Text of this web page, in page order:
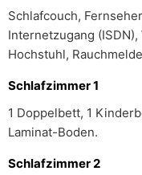
Schlafcouch,
Internetzugang
Hochstuhl,
Schlafzimmer 1
1 Doppelbett, 1
Laminat-Boden.
Schlafzimmer 2